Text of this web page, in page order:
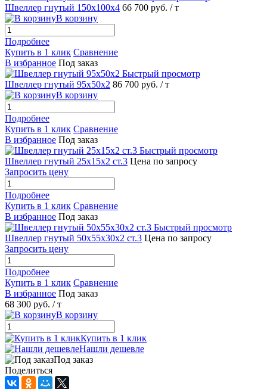
Швеллер гнутый 150х100х4 66 700 руб. / т
В корзину
Подробнее
Купить в 1 клик Сравнение
В избранное Под заказ
Быстрый просмотр
Швеллер гнутый 95х50х2 86 700 руб. / т
В корзину
Подробнее
Купить в 1 клик Сравнение
В избранное Под заказ
Быстрый просмотр
Швеллер гнутый 25х15х2 ст.3 Цена по запросу
Запросить цену
Подробнее
Купить в 1 клик Сравнение
В избранное Под заказ
Быстрый просмотр
Швеллер гнутый 50х55х30х2 ст.3 Цена по запросу
Запросить цену
Подробнее
Купить в 1 клик Сравнение
В избранное Под заказ
68 300 руб. / т
В корзину
Купить в 1 клик
Нашли дешевле
Под заказ
Поделиться